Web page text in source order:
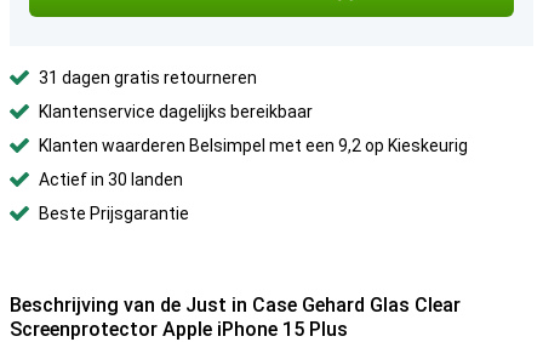
31 dagen gratis retourneren
Klantenservice dagelijks bereikbaar
Klanten waarderen Belsimpel met een 9,2 op Kieskeurig
Actief in 30 landen
Beste Prijsgarantie
Beschrijving van de Just in Case Gehard Glas Clear
Screenprotector Apple iPhone 15 Plus